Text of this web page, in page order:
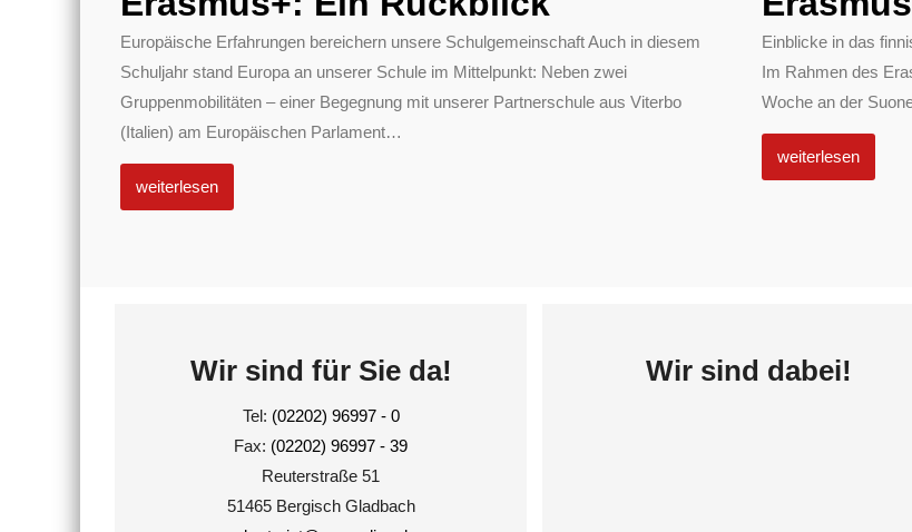
Europäische Erfahrungen bereichern unsere Schulgemeinschaft Auch in diesem
Schuljahr stand Europa an unserer Schule im Mittelpunkt: Neben zwei
Gruppenmobilitäten – einer Begegnung mit unserer Partnerschule aus Viterbo
(Italien) am Europäischen Parlament…
weiterlesen
Einblicke in das
Im Rahmen des
Woche an der
weiterlesen
Wir sind für Sie da!
Tel: (02202) 96997 - 0
Fax: (02202) 96997 - 39
Reuterstraße 51
51465 Bergisch Gladbach
Wir sind dabei!